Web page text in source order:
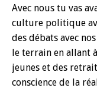
Avec nous tu vas
culture politique
des débats avec
le terrain en allant
jeunes et des
conscience de la